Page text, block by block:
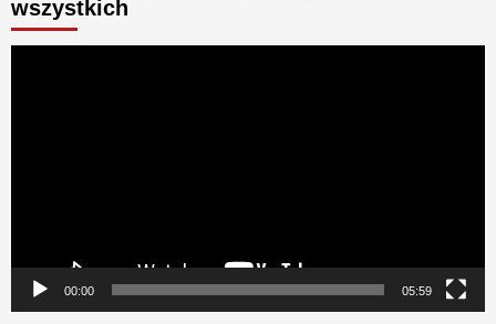
wszystkich
00:00 05:59